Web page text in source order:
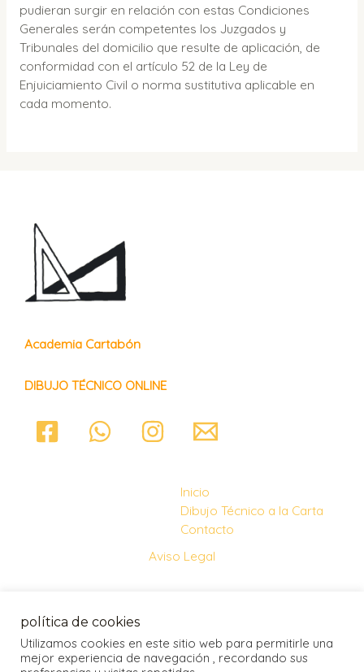
pudieran surgir en relación con estas Condiciones
Generales serán competentes los Juzgados y
Tribunales del domicilio que resulte de aplicación, de
conformidad con el artículo 52 de la Ley de
Enjuiciamiento Civil o norma sustitutiva aplicable en
cada momento.
Academia Cartabón
DIBUJO TÉCNICO ONLINE
Inicio
Dibujo Técnico a la Carta
Contacto
Aviso Legal
política de cookies
Utilizamos cookies en este sitio web para permitirle una
mejor experiencia de navegación , recordando sus